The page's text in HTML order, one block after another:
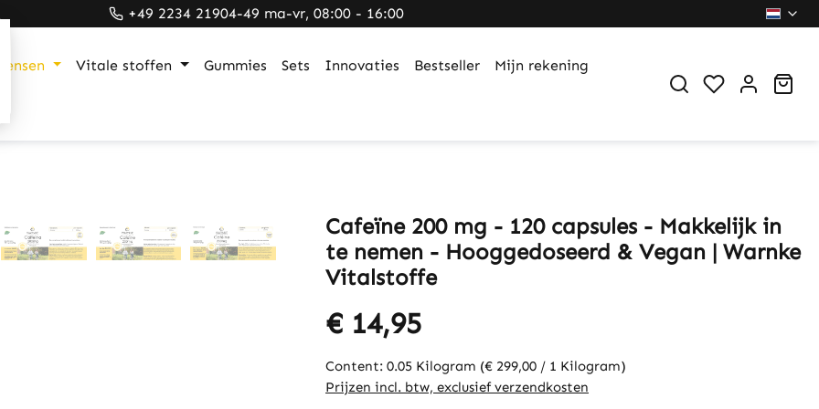
+49 2234 21904-49 ma-vr, 08:00 - 16:00
Vitale stoffen Gummies Sets Innovaties Bestseller Mijn rekening
You have 0
Cafeïne 200 mg - 120 capsules - Makkelijk in
te nemen - Hooggedoseerd & Vegan | Warnke
Vitalstoffe
€ 14,95
Content: 0.05 Kilogram (€ 299,00 / 1 Kilogram)
Prijzen incl. btw, exclusief verzendkosten